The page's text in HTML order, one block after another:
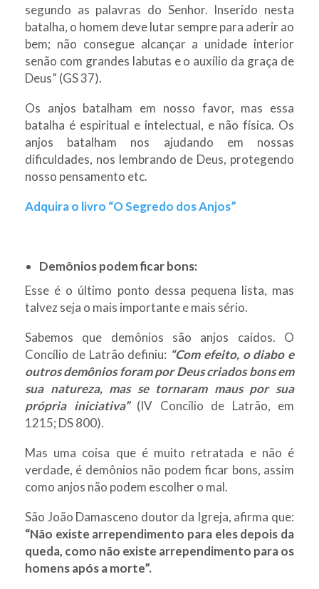
segundo as palavras do Senhor. Inserido nesta
batalha, o homem deve lutar sempre para aderir ao
bem; não consegue alcançar a unidade interior
senão com grandes labutas e o auxílio da graça de
Deus” (GS 37).
Os anjos batalham em nosso favor, mas essa
batalha é espiritual e intelectual, e não física. Os
anjos batalham nos ajudando em nossas
dificuldades, nos lembrando de Deus, protegendo
nosso pensamento etc.
Adquira o livro “O Segredo dos Anjos”
Demônios podem ficar bons:
Esse é o último ponto dessa pequena lista, mas
talvez seja o mais importante e mais sério.
Sabemos que demônios são anjos caídos. O
Concílio de Latrão definiu: “Com efeito, o diabo e
outros demônios foram por Deus criados bons em
sua natureza, mas se tornaram maus por sua
própria iniciativa”(IV Concílio de Latrão, em
1215; DS 800).
Mas uma coisa que é muito retratada e não é
verdade, é demônios não podem ficar bons, assim
como anjos não podem escolher o mal.
São João Damasceno doutor da Igreja, afirma que:
“Não existe arrependimento para eles depois da
queda, como não existe arrependimento para os
homens após a morte”.